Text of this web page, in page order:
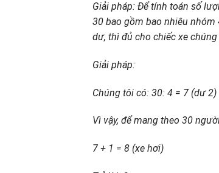
Giải pháp: Để tính toán số
30 bao gồm bao nhiêu
dư, thì đủ cho chiếc xe
Giải pháp:
Chúng tôi có: 30: 4 = 7 (dư 2)
Vì vậy, để mang theo 30
7 + 1 = 8 (xe hơi)